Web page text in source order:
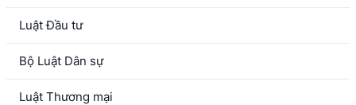
Luật Đầu tư
Bộ Luật Dân sự
Luật Thương mại